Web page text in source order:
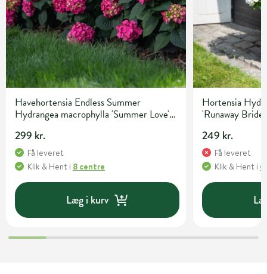
Havehortensia Endless Summer
Hydrangea macrophylla 'Summer Love' 5
299 kr.
Få leveret
Klik & Hent i 8 centre
Læg i kurv
Hortensia
'Runaway
249 kr.
Få leveret
Klik & Hent i